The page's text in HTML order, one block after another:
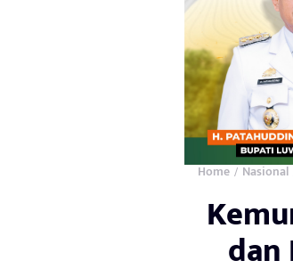
Home / Nasional
dan